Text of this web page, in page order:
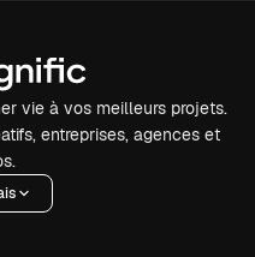
vie à vos meilleurs projets.
entreprises, agences et